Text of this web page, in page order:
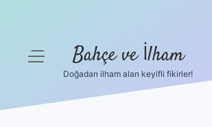
menüyü
Bahçe ve İlham
Doğadan ilham alan keyifli fikirler!